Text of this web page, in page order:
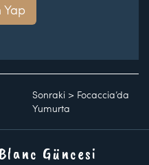
Yap
Sonraki > Focaccia’da
Yumurta
Güncesi